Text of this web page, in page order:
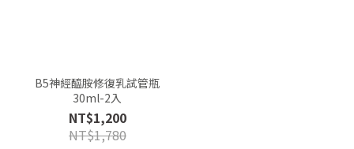
B5神經醯胺修復乳試管瓶
30ml-2入
NT$1,200
NT$1,780